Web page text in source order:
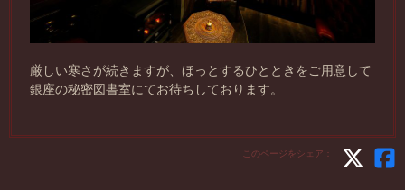
厳しい寒さが続きますが、ほっとするひとときをご用意して
銀座の秘密図書室にてお待ちしております。
このページをシェア：